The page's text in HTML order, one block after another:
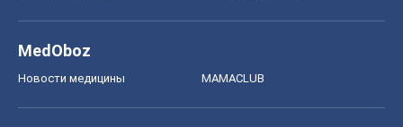
MedOboz
Новости медицины MAMACLUB